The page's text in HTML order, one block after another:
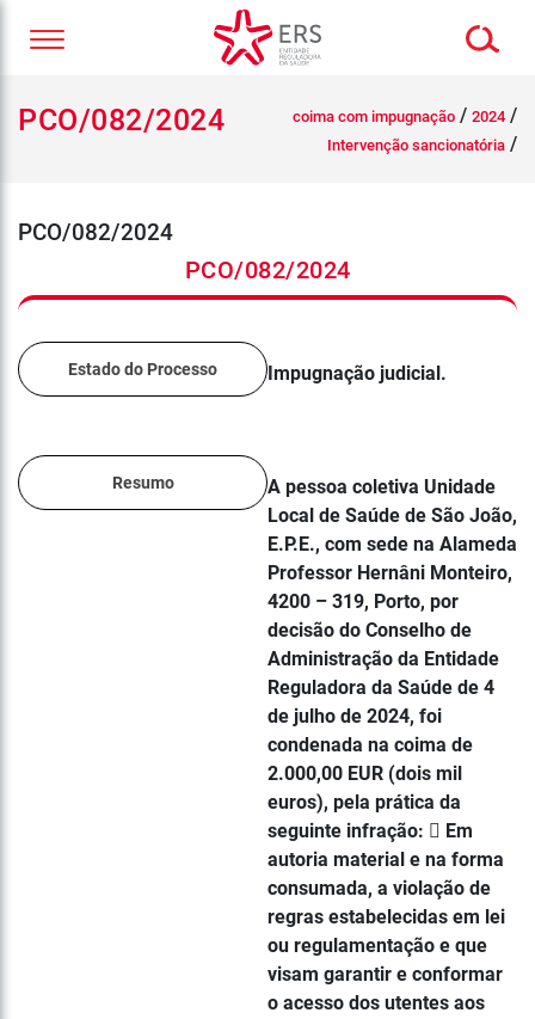
PCO/082/2024 coima com impugnação / 2024 /
Intervenção sancionatória /
PCO/082/2024
PCO/082/2024
Estado do Processo Impugnação judicial.
Resumo
A pessoa coletiva Unidade
Local de Saúde de São João,
E.P.E., com sede na Alameda
Professor Hernâni Monteiro,
4200 – 319, Porto, por
decisão do Conselho de
Administração da Entidade
Reguladora da Saúde de 4
de julho de 2024, foi
condenada na coima de
2.000,00 EUR (dois mil
euros), pela prática da
seguinte infração:  Em
autoria material e na forma
consumada, a violação de
regras estabelecidas em lei
ou regulamentação e que
visam garantir e conformar
o acesso dos utentes aos